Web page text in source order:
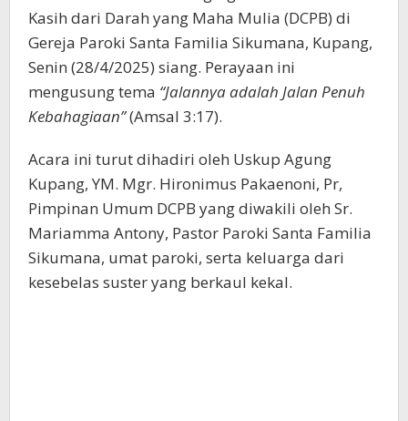
Kasih dari Darah yang Maha Mulia (DCPB) di
Gereja Paroki Santa Familia Sikumana, Kupang,
Senin (28/4/2025) siang. Perayaan ini
mengusung tema “Jalannya adalah Jalan Penuh
Kebahagiaan”(Amsal 3:17).
Acara ini turut dihadiri oleh Uskup Agung
Kupang, YM. Mgr. Hironimus Pakaenoni, Pr,
Pimpinan Umum DCPB yang diwakili oleh Sr.
Mariamma Antony, Pastor Paroki Santa Familia
Sikumana, umat paroki, serta keluarga dari
kesebelas suster yang berkaul kekal.